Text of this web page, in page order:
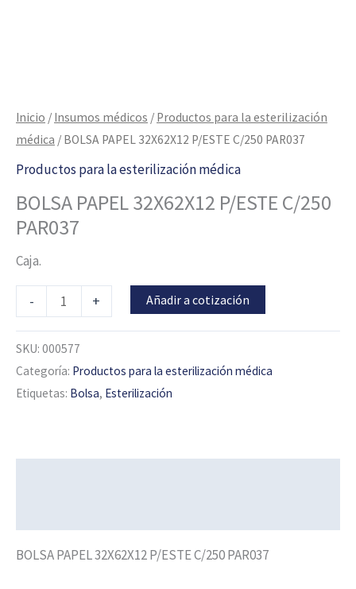
Inicio / Insumos médicos / Productos para la esterilización
médica / BOLSA PAPEL 32X62X12 P/ESTE C/250 PAR037
Productos para la esterilización médica
BOLSA PAPEL 32X62X12 P/ESTE C/250
PAR037
Caja.
- + Añadir a cotización
SKU: 000577
Categoría: Productos para la esterilización médica
Etiquetas: Bolsa, Esterilización
BOLSA PAPEL 32X62X12 P/ESTE C/250 PAR037